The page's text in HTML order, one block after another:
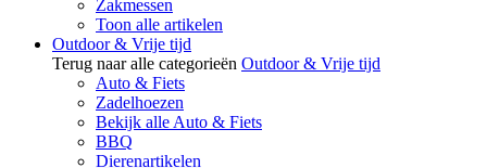
Zakmessen
Toon alle artikelen
Outdoor & Vrije tijd
Terug naar alle categorieën Outdoor & Vrije tijd
Auto & Fiets
Zadelhoezen
Bekijk alle Auto & Fiets
BBQ
Dierenartikelen